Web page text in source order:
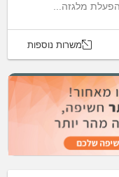
מלגזה...
משרות נוספות